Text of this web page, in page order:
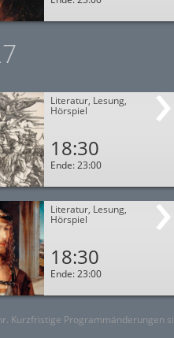
Literatur, Lesung,
Hörspiel
18:30
Ende: 23:00
Literatur, Lesung,
Hörspiel
18:30
Ende: 23:00
Kurzfristige Programmänderungen